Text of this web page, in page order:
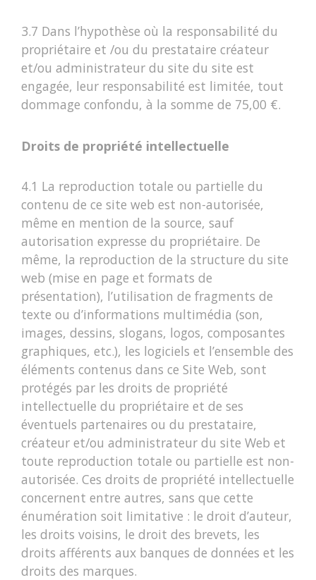
3.7 Dans l’hypothèse où la responsabilité du
propriétaire et /ou du prestataire créateur
et/ou administrateur du site du site est
engagée, leur responsabilité est limitée, tout
dommage confondu, à la somme de 75,00 €.
Droits de propriété intellectuelle
4.1 La reproduction totale ou partielle du
contenu de ce site web est non-autorisée,
même en mention de la source, sauf
autorisation expresse du propriétaire. De
même, la reproduction de la structure du site
web (mise en page et formats de
présentation), l’utilisation de fragments de
texte ou d’informations multimédia (son,
images, dessins, slogans, logos, composantes
graphiques, etc.), les logiciels et l’ensemble des
éléments contenus dans ce Site Web, sont
protégés par les droits de propriété
intellectuelle du propriétaire et de ses
éventuels partenaires ou du prestataire,
créateur et/ou administrateur du site Web et
toute reproduction totale ou partielle est non-
autorisée. Ces droits de propriété intellectuelle
concernent entre autres, sans que cette
énumération soit limitative : le droit d’auteur,
les droits voisins, le droit des brevets, les
droits afférents aux banques de données et les
droits des marques.